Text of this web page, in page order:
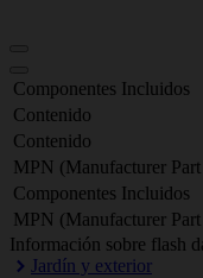
Componentes Incluidos
Contenido
Contenido
MPN (Manufacturer
Componentes Incluidos
MPN (Manufacturer
Información sobre flash
Jardín y exterior